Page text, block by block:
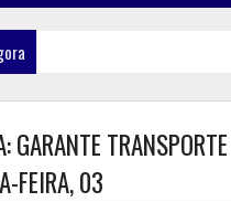
GARANTE
FEIRA, 03